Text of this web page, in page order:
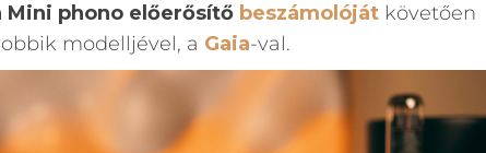
Mini phono előerősítő beszámolójátkövetően
modelljével, a Gaia-val.